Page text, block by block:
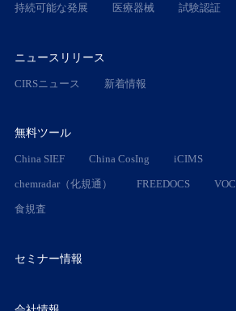
持続可能な発展 医療器械 試験認証
ニュースリリース
CIRSニュース 新着情報
無料ツール
China SIEF China CosIng iCIMS
chemradar（化規通） FREEDOCS VOC
食規査
セミナー情報